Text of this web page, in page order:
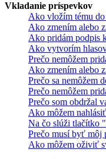
Vkladanie príspevkov
Ako vložím tému do
Ako zmením alebo
Ako pridám podpis
Ako vytvorím
Prečo nemôžem
Ako zmením alebo
Prečo sa nemôžem
Prečo nemôžem
Prečo som obdržal
Ako môžem
Na čo slúži tlačítko
Prečo musí byť môj
Ako môžem oživiť